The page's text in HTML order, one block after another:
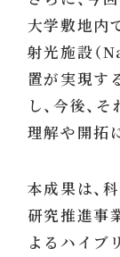
大学敷地内
射光施設（
置が実現す
し、今後、
理解や開拓
本成果は、
研究推進事
よるハイブ